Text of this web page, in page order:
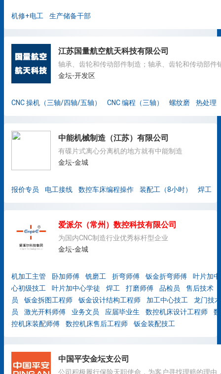
机修+电工 生产储备干部
江苏国量航空航天科技有限公司
金坛-开发区
CNC 操机（三轴/四轴/五轴） CNC 编程（三轴） 螺纹磨 热处理
中能机械制造（江苏）有限公司
有碟片式离心分离机的地方就有中能制造
金坛-金城
报价专员 电工接线 数控车床编程操作 装配工（8小时） 焊工
爱派尔（常州）数控科技有限公司
为国内CNC制造行业优秀标杆型企业
金坛-金城
机加工主管 卧加师傅 铣磨工 折弯师傅 钣金折弯师傅
叶片加中
心初级技工
叶片加中心学徒 焊工 打磨师傅 品检员
售后技术
员
钣金拆图工程师 钣金设计结构工程师 加工中心技工
龙门技术
员
激光开料师傅 业务文员 应届毕业生 数控机床设计工程师
数
控机床装配师傅
数控机床售后工程师 钣金装配技工
中国平安金坛支公司